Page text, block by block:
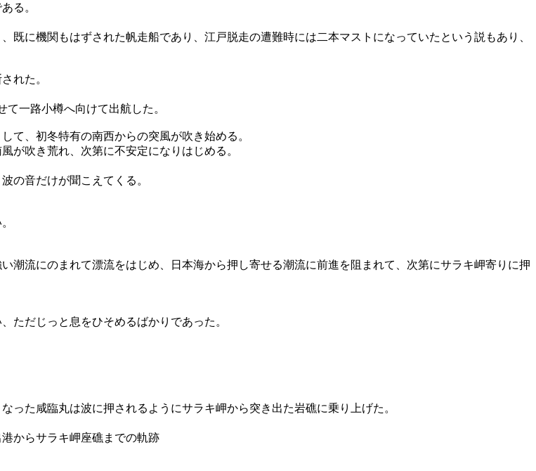
る。
に機関もはずされた帆走船であり、江戸脱走の遭難時には二本マストになっていたという説もあり、
れた。
一路小樽へ向けて出航した。
て、初冬特有の南西からの突風が吹き始める。
が吹き荒れ、次第に不安定になりはじめる。
の音だけが聞こえてくる。
潮流にのまれて漂流をはじめ、日本海から押し寄せる潮流に前進を阻まれて、次第にサラキ岬寄りに押
ただじっと息をひそめるばかりであった。
た咸臨丸は波に押されるようにサラキ岬から突き出た岩礁に乗り上げた。
からサラキ岬座礁までの軌跡